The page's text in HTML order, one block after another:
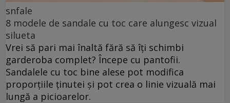
snfale
8 modele de sandale cu toc care alungesc vizual
silueta
Vrei să pari mai înaltă fără să îți schimbi
garderoba complet? Începe cu pantofii.
Sandalele cu toc bine alese pot modifica
proporțiile ținutei și pot crea o linie vizuală mai
lungă a picioarelor.